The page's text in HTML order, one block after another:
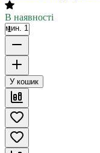
В наявності
мин. 1
У кошик